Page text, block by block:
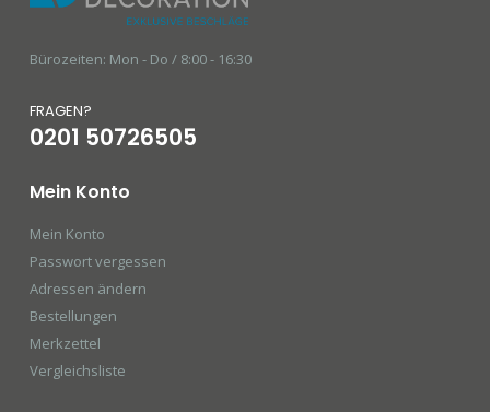
Bürozeiten: Mon - Do / 8:00 - 16:30
FRAGEN?
0201 50726505
Mein Konto
Mein Konto
Passwort vergessen
Adressen ändern
Bestellungen
Merkzettel
Vergleichsliste